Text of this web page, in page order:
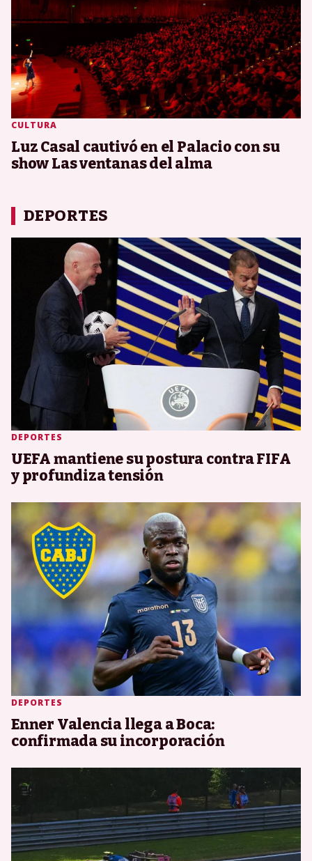
CULTURA
Luz Casal cautivó en el Palacio con su
show Las ventanas del alma
DEPORTES
DEPORTES
UEFA mantiene su postura contra FIFA
y profundiza tensión
DEPORTES
Enner Valencia llega a Boca:
confirmada su incorporación